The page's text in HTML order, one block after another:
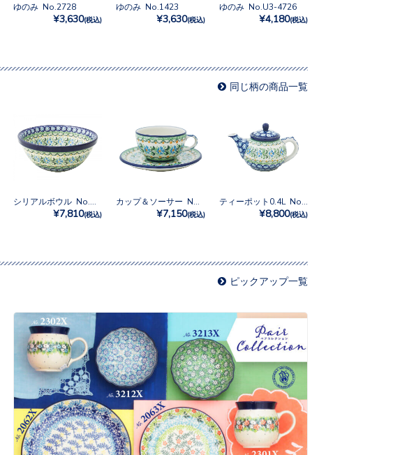
ゆのみ No.2728
¥3,630(税込)
ゆのみ No.1423
¥3,630(税込)
ゆのみ No.U3-4726
¥4,180(税込)
同じ柄の商品一覧
¥7,810(税込) ¥7,150(税込) ¥8,800(税込)
ピックアップ一覧